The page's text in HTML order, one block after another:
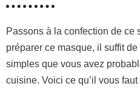
Passons à la confection de ce
préparer ce masque, il suffit
simples que vous avez
cuisine. Voici ce qu’il vous faut